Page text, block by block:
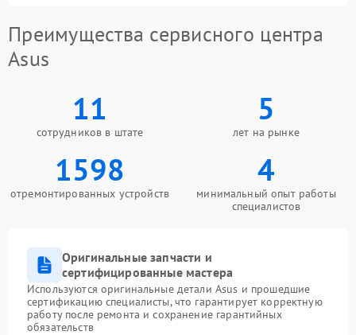
Преимущества сервисного центра
Asus
11
сотрудников в штате
5
лет на рынке
1598
отремонтированных устройств
4
минимальный опыт работы
специалистов
Оригинальные запчасти и
сертифицированные мастера
Используются оригинальные детали Asus и прошедшие
сертификацию специалисты, что гарантирует корректную
работу после ремонта и сохранение гарантийных
обязательств